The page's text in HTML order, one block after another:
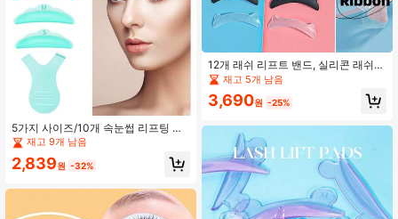
5가지 사이즈/10개 속눈썹 리프팅 패
드, 실리콘 속눈썹 리프팅 패드, Y자형
속눈썹 브러시 1개 포함, 속눈썹 리프
팅 보호 패드, 속눈썹 리프팅 액세서
재사용 가능 (핑크, 그린, 화이트)
재고 9개 남음
2,839원 -32%
12개 래쉬 리프트 밴드, 실리콘 래쉬
로드 부드러운 컬러풀 래쉬 리프팅 도
구 유연한 래쉬 컬링 로드 다기능 래쉬
리프터 (혼합 색상)
재고 5개 남음
3,690원 -25%